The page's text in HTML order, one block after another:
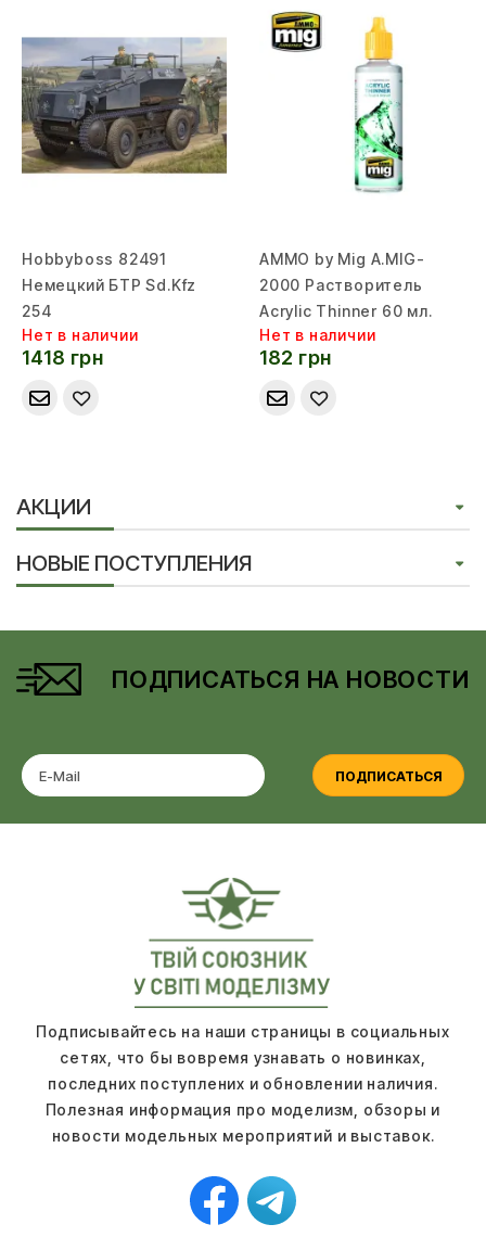
Hobbyboss 82491
Немецкий БТР Sd.Kfz
254
Нет в наличии
1418 грн
AMMO by Mig A.MIG-
2000 Растворитель
Acrylic Thinner 60 мл.
Нет в наличии
182 грн
АКЦИИ
НОВЫЕ ПОСТУПЛЕНИЯ
ПОДПИСАТЬСЯ НА НОВОСТИ
ПОДПИСАТЬСЯ
Подписывайтесь на наши страницы в социальных
сетях, что бы вовремя узнавать о новинках,
последних поступлених и обновлении наличия.
Полезная информация про моделизм, обзоры и
новости модельных мероприятий и выставок.